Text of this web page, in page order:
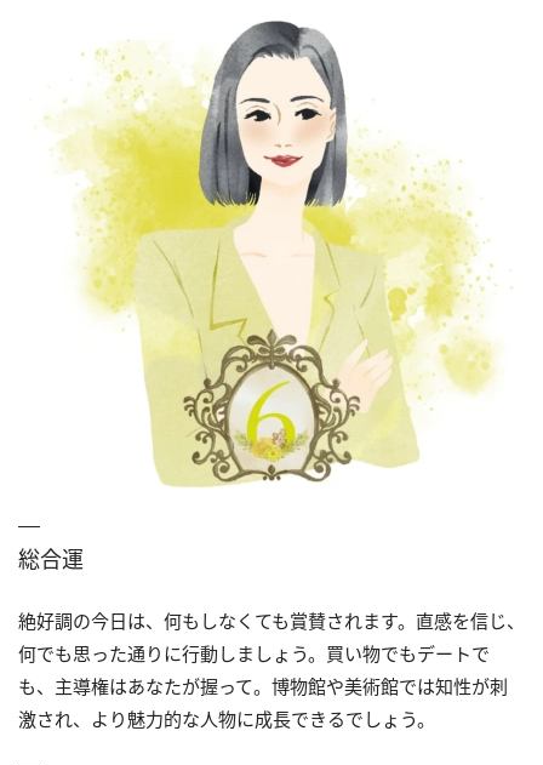
総合運
絶好調の今日は、何もしなくても賞賛されます。直感を信じ、
何でも思った通りに行動しましょう。買い物でもデートで
も、主導権はあなたが握って。博物館や美術館では知性が刺
激され、より魅力的な人物に成長できるでしょう。